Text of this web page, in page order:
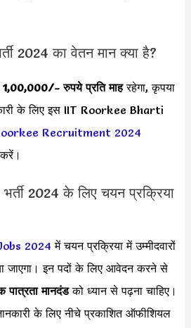
2024 का वेतन मान क्या है?
1,00,000/- रुपये प्रति माहरहेगा, कृपया
के लिए इस IIT Roorkee Bharti
Recruitment 2024
2024 के लिए चयन प्रक्रिया
2024 में चयन प्रक्रिया में उम्मीदवारों
जाएगा। इन पदों के लिए आवेदन करने से
मानदंडको ध्यान से पढ़ना चाहिए।
के लिए नीचे प्रकाशित ऑफीशियल